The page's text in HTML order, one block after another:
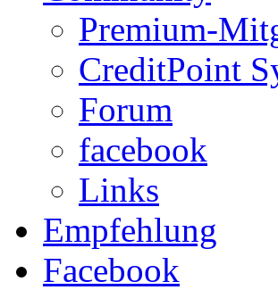
Premium-
CreditPoint
Forum
facebook
Links
Empfehlung
Facebook